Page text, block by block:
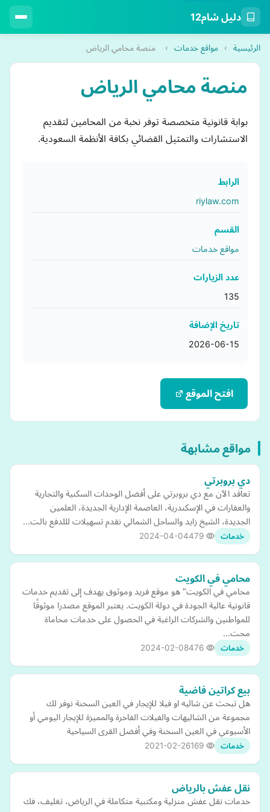
دليل شام12
الرئيسية › مواقع خدمات › منصة محامي الرياض
منصة محامي الرياض
بوابة قانونية متخصصة توفر نخبة من المحامين لتقديم
الاستشارات والتمثيل القضائي بكافة الأنظمة السعودية.
الرابط
riylaw.com
القسم
مواقع خدمات
عدد الزيارات
135
تاريخ الإضافة
2026-06-15
افتح الموقع
مواقع مشابهة
دي بروبرتي
تعاقد الآن مع دي بروبرتي على أفضل الوحدات السكنية والتجارية
والعقارات في الإسكندرية، العاصمة الإدارية الجديدة، العلمين
الجديدة، الشيخ زايد والساحل الشمالي نقدم تسهيلات لللدفع بالت…
خدمات 2024-04-04
محامي في الكويت
محامي في الكويت" هو موقع فريد وموثوق يهدف إلى تقديم خدمات
قانونية عالية الجودة في دولة الكويت. يعتبر الموقع مصدرا موثوقًا
للمواطنين والشركات الراغبة في الحصول على خدمات محاماة
محت…
خدمات 2024-02-08
بيع كراتين فاضية
هل تبحث عن شاليه او فيلا للإيجار في العين السخنة نوفر لك
مجموعة من الشاليهات والفيلات الفاخرة والمميزة للإيجار اليومي أو
الأسبوعي في العين السخنة وفي أفضل القرى السياحية
خدمات 2021-02-26
نقل عفش بالرياض
خدمات نقل عفش منزلية ومكتبية متكاملة في الرياض، تغليف، فك